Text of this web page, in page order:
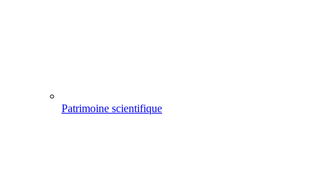
Patrimoine scientifique